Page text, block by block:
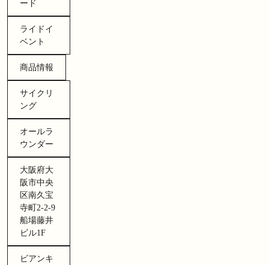
ード
ライドイ
ベント
商品情報
サイクリ
ング
オールラ
ウンダー
大阪府大
阪市中央
区南久宝
寺町2-2-9
船場藤井
ビル1F
ビアンキ